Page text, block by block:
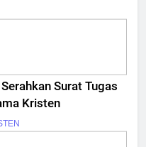
Surat Tugas
Agama Kristen